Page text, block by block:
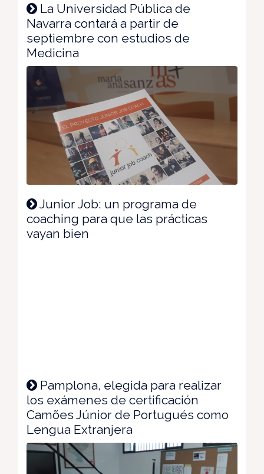
La Universidad Pública de
Navarra contará a partir de
septiembre con estudios de
Medicina
Junior Job: un programa de
coaching para que las prácticas
vayan bien
Pamplona, elegida para realizar
los exámenes de certificación
Camões Júnior de Portugués como
Lengua Extranjera